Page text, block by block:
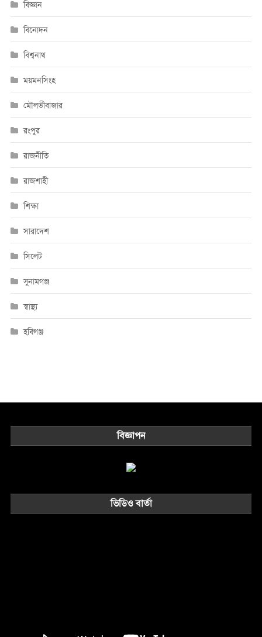
বিজ্ঞান
বিনোদন
বিশ্বনাথ
ময়মনসিংহ
মৌলভীবাজার
রংপুর
রাজনীতি
রাজশাহী
শিক্ষা
সারাদেশ
সিলেট
সুনামগঞ্জ
স্বাস্থ্য
হবিগঞ্জ
বিজ্ঞাপন
ভিডিও বার্তা